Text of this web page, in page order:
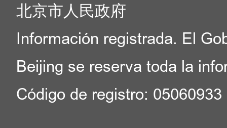
北京市人民政府
Información registrada. El
Beijing se reserva toda la
Código de registro: 05060933